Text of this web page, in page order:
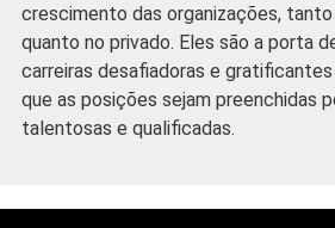
crescimento das organizações,
quanto no privado. Eles são a porta
carreiras desafiadoras e gratificantes
que as posições sejam preenchidas
talentosas e qualificadas.